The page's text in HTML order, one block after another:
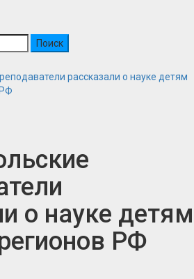
рассказали о науке детям
о науке детям
РФ